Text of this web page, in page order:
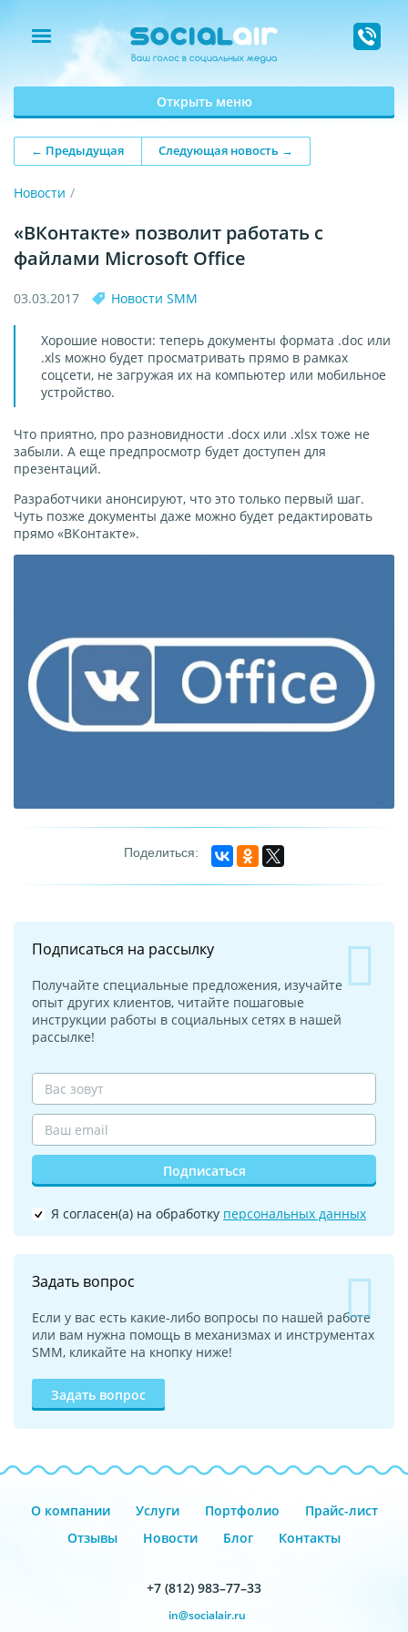
Открыть меню
← Предыдущая Следующая новость →
Новости
«ВКонтакте» позволит работать с
файлами Microsoft Office
03.03.2017 Новости SMM
Хорошие новости: теперь документы формата .doc или
.xls можно будет просматривать прямо в рамках
соцсети, не загружая их на компьютер или мобильное
устройство.
Что приятно, про разновидности .docx или .xlsx тоже не
забыли. А еще предпросмотр будет доступен для
презентаций.
Разработчики анонсируют, что это только первый шаг.
Чуть позже документы даже можно будет редактировать
прямо «ВКонтакте».
Подписаться на рассылку
Получайте специальные предложения, изучайте
опыт других клиентов, читайте пошаговые
инструкции работы в социальных сетях в нашей
рассылке!
Подписаться
Я согласен(а) на обработку персональных данных
Задать вопрос
Если у вас есть какие-либо вопросы по нашей работе
или вам нужна помощь в механизмах и инструментах
SMM, кликайте на кнопку ниже!
Задать вопрос
О компании Услуги Портфолио
Прайс-лист
Отзывы
Новости Блог Контакты
+7 (812) 983–77–33
in@socialair.ru